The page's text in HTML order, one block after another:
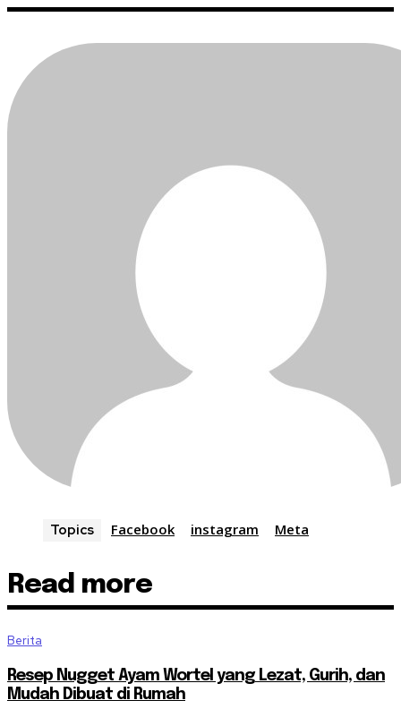
Topics Facebook instagram Meta
Read more
Berita
Resep Nugget Ayam Wortel yang Lezat, Gurih, dan
Mudah Dibuat di Rumah